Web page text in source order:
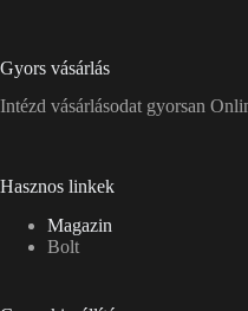
Gyors vásárlás
Intézd vásárlásodat gyorsan
Hasznos linkek
Magazin
Bolt